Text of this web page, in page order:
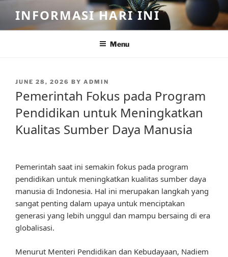
content
INFORMASI HARI INI
Menu
POSTED
JUNE 28, 2026 BY ADMIN
Pemerintah Fokus pada Program
Pendidikan untuk Meningkatkan
Kualitas Sumber Daya Manusia
Pemerintah saat ini semakin fokus pada program
pendidikan untuk meningkatkan kualitas sumber daya
manusia di Indonesia. Hal ini merupakan langkah yang
sangat penting dalam upaya untuk menciptakan
generasi yang lebih unggul dan mampu bersaing di era
globalisasi.
Menurut Menteri Pendidikan dan Kebudayaan, Nadiem